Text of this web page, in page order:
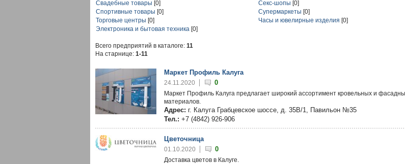
Свадебные товары [0] Секс-шопы [0]
Спортивные товары [0] Супермаркеты [0]
Торговые центры [0] Часы и ювелирные изделия [0]
Электроника и бытовая техника [0]
Всего предприятий в каталоге: 11
На старнице: 1-11
Маркет Профиль Калуга
24.11.2020 0
Маркет Профиль Калуга предлагает широкий ассортимент кровельных и
материалов.
Адрес: г. Калуга Грабцевское шоссе, д. 35В/1, Павильон №35
Тел.: +7 (4842) 926-906
Цветочница
01.10.2020 0
Доставка цветов в Калуге.